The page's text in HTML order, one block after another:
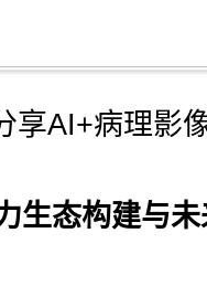
享AI+病理影
生态构建与